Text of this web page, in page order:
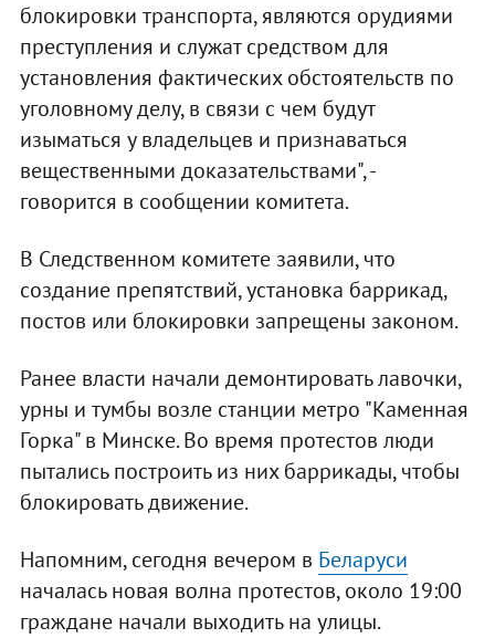
блокировки транспорта, являются орудиями
преступления и служат средством для
установления фактических обстоятельств по
уголовному делу, в связи с чем будут
изыматься у владельцев и признаваться
вещественными доказательствами", -
говорится в сообщении комитета.
В Следственном комитете заявили, что
создание препятствий, установка баррикад,
постов или блокировки запрещены законом.
Ранее власти начали демонтировать лавочки,
урны и тумбы возле станции метро "Каменная
Горка" в Минске. Во время протестов люди
пытались построить из них баррикады, чтобы
блокировать движение.
Напомним, сегодня вечером в Беларуси
началась новая волна протестов, около 19:00
граждане начали выходить на улицы.